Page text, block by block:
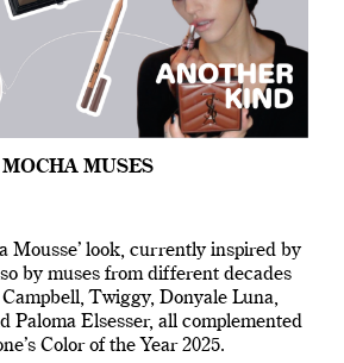
MOCHA MUSES
Mousse’ look, currently inspired by
by muses from different decades
Twiggy, Donyale Luna,
Paloma Elsesser, all complemented
Color of the Year 2025.